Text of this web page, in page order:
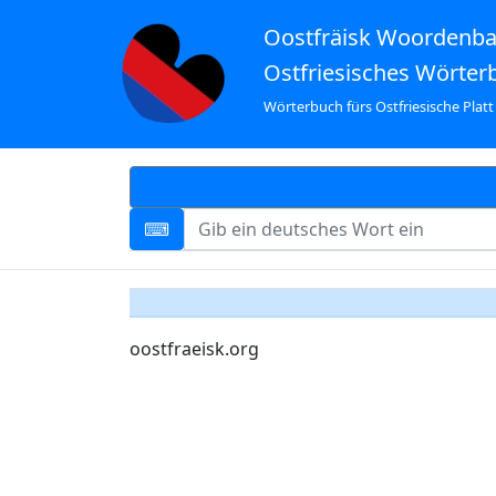
Oostfräisk
Ostfriesisches
Wörterbuch fürs Ostfriesische Platt
oostfraeisk.org